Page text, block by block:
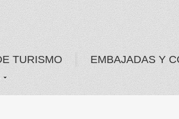
TURISMO
EMBAJADAS Y